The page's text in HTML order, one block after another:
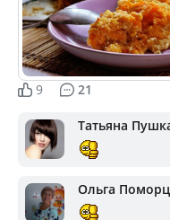
9 21
Татьяна
Ольга